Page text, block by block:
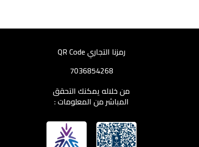
رمزنا التجاري QR Code
7036854268
من خلاله يمكنك التحقق
المباشر من المعلومات :